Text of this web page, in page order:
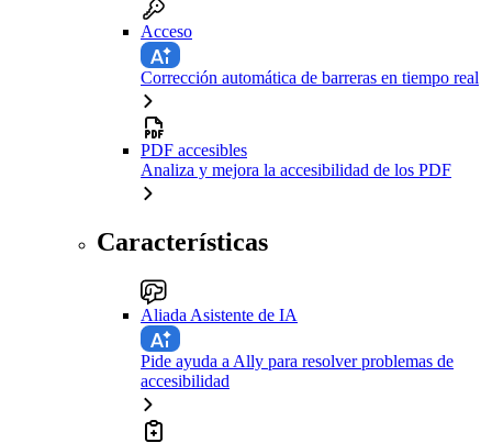
Acceso
Corrección automática de barreras en tiempo real
PDF accesibles
Analiza y mejora la accesibilidad de los PDF
Características
Aliada Asistente de IA
Pide ayuda a Ally para resolver problemas de
accesibilidad